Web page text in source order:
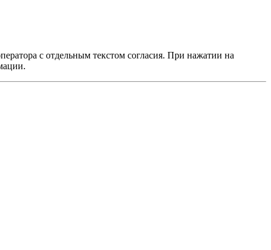
с отдельным текстом согласия. При нажатии на